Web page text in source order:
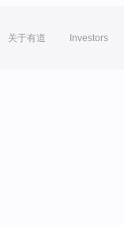
关于有道 Investors